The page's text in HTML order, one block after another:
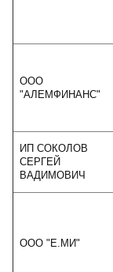
ООО
"АЛЕМФИНАНС"
ИП СОКОЛОВ
СЕРГЕЙ
ВАДИМОВИЧ
ООО "Е.МИ"